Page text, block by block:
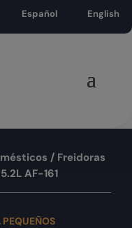
Español English
/ Freidoras
AF-161
, PEQUEÑOS